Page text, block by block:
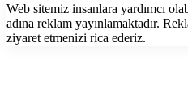
Web sitemiz insanlara yardımcı
adına reklam yayınlamaktadır.
ziyaret etmenizi rica ederiz.